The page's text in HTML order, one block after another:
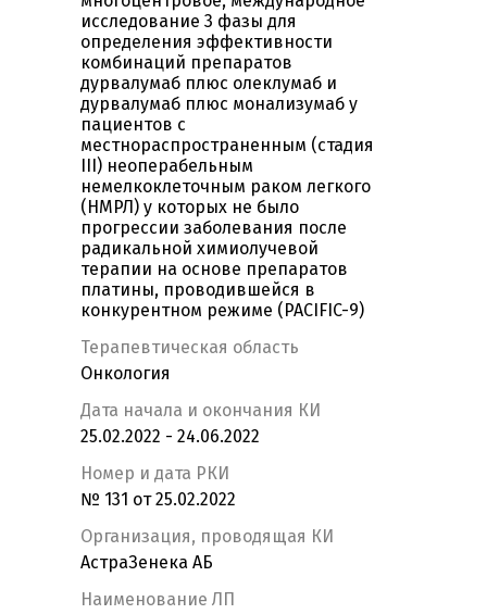
исследование 3 фазы для
определения эффективности
комбинаций препаратов
дурвалумаб плюс олеклумаб и
дурвалумаб плюс монализумаб у
пациентов с
местнораспространенным (стадия
III) неоперабельным
немелкоклеточным раком легкого
(НМРЛ) у которых не было
прогрессии заболевания после
радикальной химиолучевой
терапии на основе препаратов
платины, проводившейся в
конкурентном режиме (PACIFIC-9)
Терапевтическая область
Онкология
Дата начала и окончания КИ
25.02.2022 - 24.06.2022
Номер и дата РКИ
№ 131 от 25.02.2022
Организация, проводящая КИ
АстраЗенека АБ
Наименование ЛП